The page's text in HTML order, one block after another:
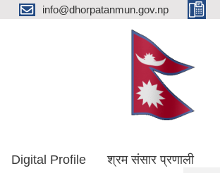
info@dhorpatanmun.gov.np
Digital Profile श्रम संसार प्रणाली